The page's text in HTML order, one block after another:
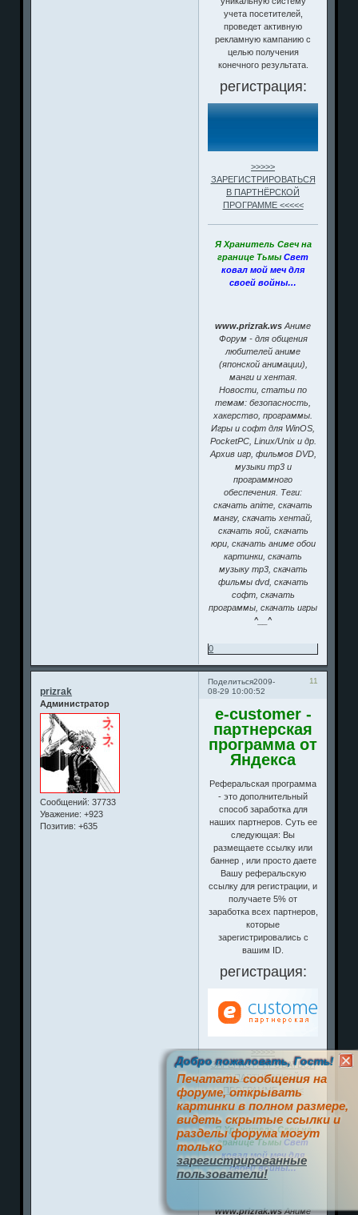
учета посетителей,
проведет активную
рекламную кампанию с
целью получения
конечного результата.
регистрация:
>>>>>
ЗАРЕГИСТРИРОВАТЬСЯ
В ПАРТНЁРСКОЙ
ПРОГРАММЕ <<<<<
Я Хранитель Свеч на
границе Тьмы Свет
ковал мой меч для
своей войны…
www.prizrak.ws Аниме
Форум - для общения
любителей аниме
(японской анимации),
манги и хентая.
Новости, статьи по
темам: безопасность,
хакерство, программы.
Игры и софт для WinOS,
PocketPC, Linux/Unix и др.
Архив игр, фильмов DVD,
музыки mp3 и
программного
обеспечения. Теги:
скачать anime, скачать
мангу, скачать хентай,
скачать яой, скачать
юри, скачать аниме обои
картинки, скачать
музыку mp3, скачать
фильмы dvd, скачать
софт, скачать
программы, скачать игры
^__^
0
Поделиться 11
2009-
08-29 10:00:52
prizrak
Администратор
Сообщений: 37733
Уважение: +923
Позитив: +635
e-customer -
партнерская
программа от
Яндекса
Реферальская программа
- это дополнительный
способ заработка для
наших партнеров. Суть ее
следующая: Вы
размещаете ссылку или
баннер , или просто даете
Вашу реферальскую
ссылку для регистрации, и
получаете 5% от
заработка всех партнеров,
которые
зарегистрировались с
вашим ID.
регистрация:
>>>>>
ЗАРЕГИСТРИРОВАТЬСЯ
В ПАРТНЁРСКОЙ
ПРОГРАММЕ <<<<<
Я Хранитель Свеч на
границе Тьмы Свет
ковал мой меч для
своей войны…
www.prizrak.wsАниме
Добро пожаловать, Гость!
Печатать сообщения на
форуме, открывать
картинки в полном размере,
видеть скрытые ссылки и
разделы форума могут
только
зарегистрированные
пользователи!